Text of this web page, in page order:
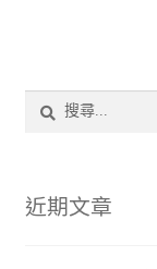
字:
近期文章